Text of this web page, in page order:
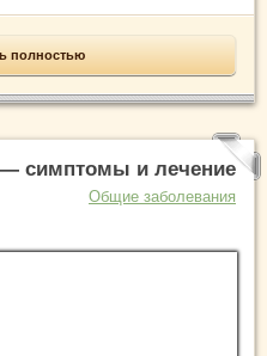
полностью
симптомы и лечение
Общие заболевания